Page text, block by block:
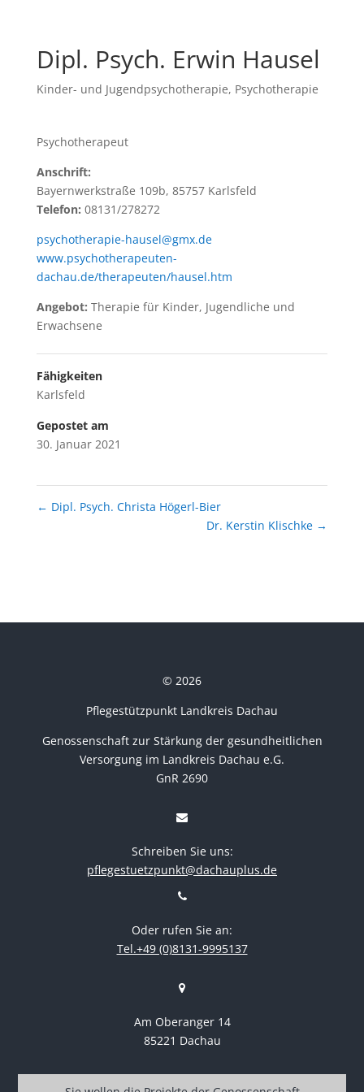
Dipl. Psych. Erwin Hausel
Kinder- und Jugendpsychotherapie, Psychotherapie
Psychotherapeut
Anschrift:
Bayernwerkstraße 109b, 85757 Karlsfeld
Telefon: 08131/278272
psychotherapie-hausel@gmx.de
www.psychotherapeuten-
dachau.de/therapeuten/hausel.htm
Angebot: Therapie für Kinder, Jugendliche und
Erwachsene
Fähigkeiten
Karlsfeld
Gepostet am
30. Januar 2021
← Dipl. Psych. Christa Högerl-Bier
Dr. Kerstin Klischke →
© 2026
Pflegestützpunkt Landkreis Dachau
Genossenschaft zur Stärkung der gesundheitlichen
Versorgung im Landkreis Dachau e.G.
GnR 2690
Schreiben Sie uns:
pflegestuetzpunkt@dachauplus.de
Oder rufen Sie an:
Tel.+49 (0)8131-9995137
Am Oberanger 14
85221 Dachau